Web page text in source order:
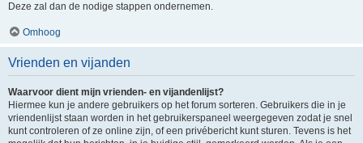
Deze zal dan de nodige stappen ondernemen.
Omhoog
Vrienden en vijanden
Waarvoor dient mijn vrienden- en vijandenlijst?
Hiermee kun je andere gebruikers op het forum sorteren. Gebruikers die in je
vriendenlijst staan worden in het gebruikerspaneel weergegeven zodat je snel
kunt controleren of ze online zijn, of een privébericht kunt sturen. Tevens is het